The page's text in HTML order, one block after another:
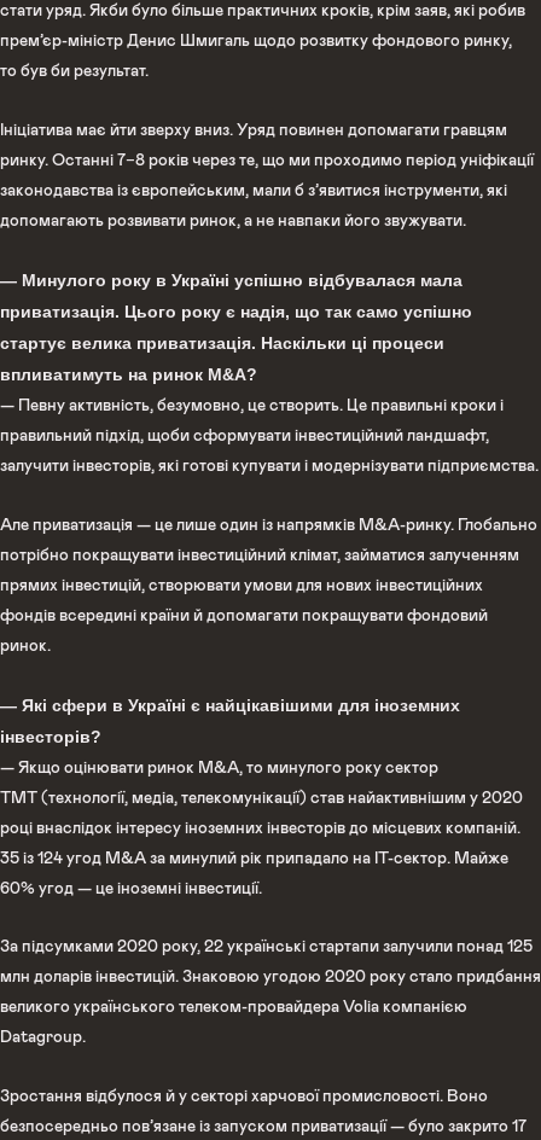
стати уряд. Якби було більше практичних кроків, крім заяв, які робив
прем’єр-міністр Денис Шмигаль щодо розвитку фондового ринку,
то був би результат.
Ініціатива має йти зверху вниз. Уряд повинен допомагати гравцям
ринку. Останні 7−8 років через те, що ми проходимо період уніфікації
законодавства із європейським, мали б з’явитися інструменти, які
допомагають розвивати ринок, а не навпаки його звужувати.
— Минулого року в Україні успішно відбувалася мала
приватизація. Цього року є надія, що так само успішно
стартує велика приватизація. Наскільки ці процеси
впливатимуть на ринок M&A?
— Певну активність, безумовно, це створить. Це правильні кроки і
правильний підхід, щоби сформувати інвестиційний ландшафт,
залучити інвесторів, які готові купувати і модернізувати підприємства.
Але приватизація — це лише один із напрямків M&A-ринку. Глобально
потрібно покращувати інвестиційний клімат, займатися залученням
прямих інвестицій, створювати умови для нових інвестиційних
фондів всередині країни й допомагати покращувати фондовий
ринок.
— Які сфери в Україні є найцікавішими для іноземних
інвесторів?
— Якщо оцінювати ринок М&A, то минулого року сектор
ТМТ (технології, медіа, телекомунікації) став найактивнішим у 2020
році внаслідок інтересу іноземних інвесторів до місцевих компаній.
35 із 124 угод М&A за минулий рік припадало на ІТ-сектор. Майже
60% угод — це іноземні інвестиції.
За підсумками 2020 року, 22 українські стартапи залучили понад 125
млн доларів інвестицій. Знаковою угодою 2020 року стало придбання
великого українського телеком-провайдера Volia компанією
Datagroup.
Зростання відбулося й у секторі харчової промисловості. Воно
безпосередньо пов’язане із запуском приватизації — було закрито 17